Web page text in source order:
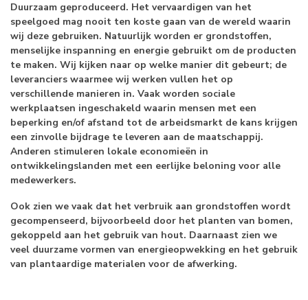
Duurzaam geproduceerd. Het vervaardigen van het
speelgoed mag nooit ten koste gaan van de wereld waarin
wij deze gebruiken. Natuurlijk worden er grondstoffen,
menselijke inspanning en energie gebruikt om de producten
te maken. Wij kijken naar op welke manier dit gebeurt; de
leveranciers waarmee wij werken vullen het op
verschillende manieren in. Vaak worden sociale
werkplaatsen ingeschakeld waarin mensen met een
beperking en/of afstand tot de arbeidsmarkt de kans krijgen
een zinvolle bijdrage te leveren aan de maatschappij.
Anderen stimuleren lokale economieën in
ontwikkelingslanden met een eerlijke beloning voor alle
medewerkers.
Ook zien we vaak dat het verbruik aan grondstoffen wordt
gecompenseerd, bijvoorbeeld door het planten van bomen,
gekoppeld aan het gebruik van hout. Daarnaast zien we
veel duurzame vormen van energieopwekking en het gebruik
van plantaardige materialen voor de afwerking.